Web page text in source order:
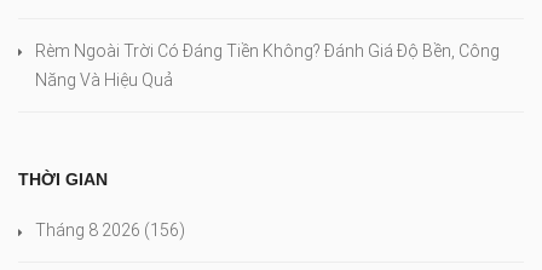
Rèm Ngoài Trời Có Đáng Tiền Không? Đánh Giá Độ Bền, Công
Năng Và Hiệu Quả
THỜI GIAN
Tháng 8 2026 (156)